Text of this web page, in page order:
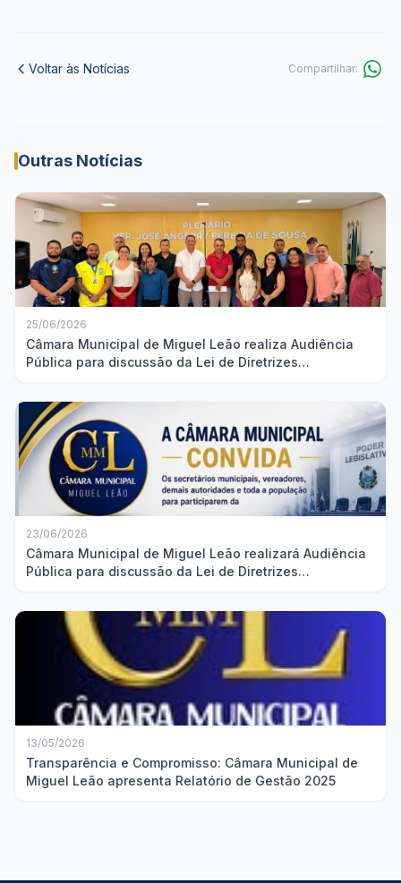
Voltar às Notícias Compartilhar:
Outras Notícias
25/06/2026
Câmara Municipal de Miguel Leão realiza Audiência
Pública para discussão da Lei de Diretrizes
23/06/2026
Câmara Municipal de Miguel Leão realizará Audiência
Pública para discussão da Lei de Diretrizes
13/05/2026
Transparência e Compromisso: Câmara Municipal de
Miguel Leão apresenta Relatório de Gestão 2025